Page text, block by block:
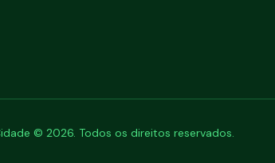
© 2026. Todos os direitos reservados.